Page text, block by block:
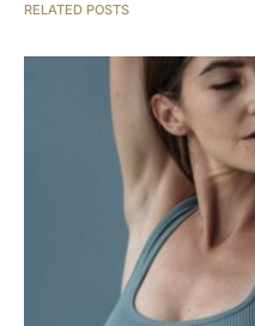
RELATED POSTS